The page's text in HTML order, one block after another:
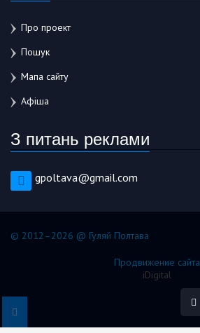
Про проект
Пошук
Мапа сайту
Афіша
З питань реклами
gpoltava@gmail.com
© 2012–2026 @ Гуляй Полтава
Продвижение сайта
iDigital